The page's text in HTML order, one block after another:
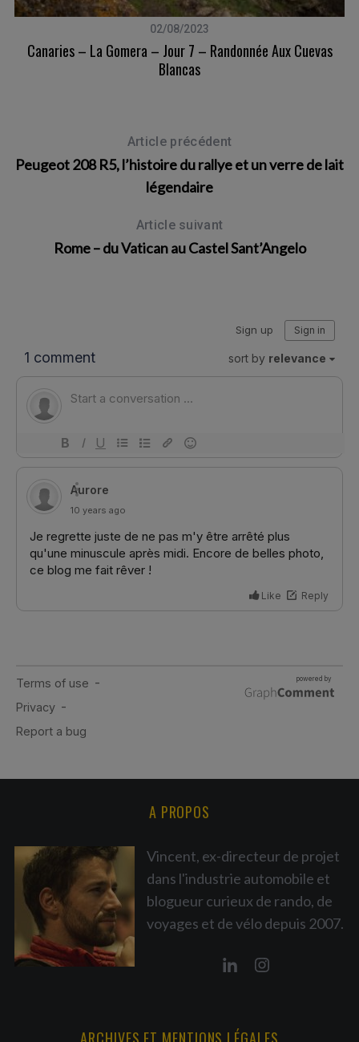
02/08/2023
Canaries – La Gomera – Jour 7 – Randonnée Aux Cuevas
Blancas
Article précédent
Peugeot 208 R5, l’histoire du rallye et un verre de lait
légendaire
Article suivant
Rome – du Vatican au Castel Sant’Angelo
A PROPOS
Vincent, ex-directeur de projet
dans l'industrie automobile et
blogueur curieux de rando, de
voyages et de vélo depuis 2007.
ARCHIVES ET MENTIONS LÉGALES